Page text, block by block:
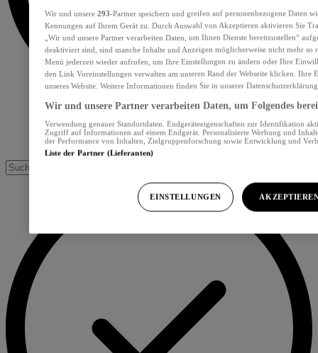
Wir und unsere 293-Partner speichern und greifen auf personenbezogene Daten
Kennungen auf Ihrem Gerät zu. Durch Auswahl von Akzeptieren aktivieren Sie
„Wir und unsere Partner verarbeiten Daten, um Ihnen Dienste bereitzustellen“
deaktiviert sind, sind manche Inhalte und Anzeigen möglicherweise nicht mehr so
Menü jederzeit wieder aufrufen, um Ihre Einstellungen zu ändern oder Ihre
den Link Voreinstellungen verwalten am unteren Rand der Webseite klicken. Ihre
unseres Website. Weitere Informationen finden Sie in unserer
Wir und unsere Partner verarbeiten Daten, um Folgendes
Verwendung genauer Standortdaten. Endgeräteeigenschaften zur Identifikation
Zugriff auf Informationen auf einem Endgerät. Personalisierte Werbung und
der Performance von Inhalten, Zielgruppenforschung sowie Entwicklung und
Liste der Partner (Lieferanten)
EINSTELLUNGEN